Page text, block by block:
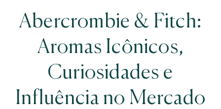
Abercrombie & Fitch:
Aromas Icônicos,
Curiosidades e
Influência no Mercado